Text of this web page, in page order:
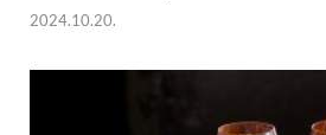
2024.10.20.